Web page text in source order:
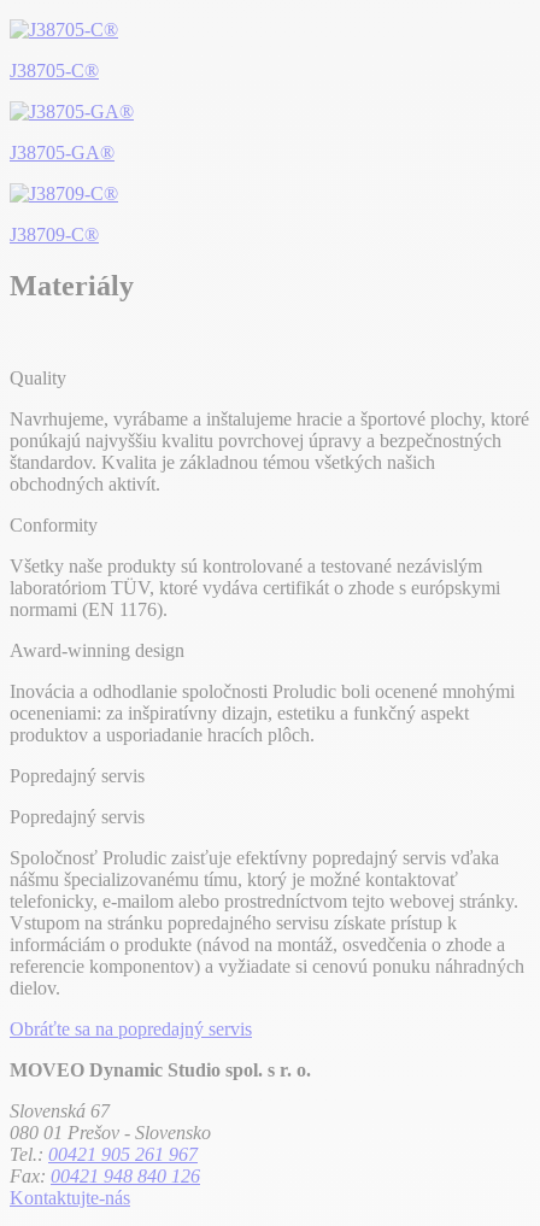
J38705-C®
J38705-GA®
J38709-C®
Materiály
Quality
Navrhujeme, vyrábame a inštalujeme hracie a športové plochy, ktoré
ponúkajú najvyššiu kvalitu povrchovej úpravy a bezpečnostných
štandardov. Kvalita je základnou témou všetkých našich
obchodných aktivít.
Conformity
Všetky naše produkty sú kontrolované a testované nezávislým
laboratóriom TÜV, ktoré vydáva certifikát o zhode s európskymi
normami (EN 1176).
Award-winning design
Inovácia a odhodlanie spoločnosti Proludic boli ocenené mnohými
oceneniami: za inšpiratívny dizajn, estetiku a funkčný aspekt
produktov a usporiadanie hracích plôch.
Popredajný servis
Popredajný servis
Spoločnosť Proludic zaisťuje efektívny popredajný servis vďaka
nášmu špecializovanému tímu, ktorý je možné kontaktovať
telefonicky, e-mailom alebo prostredníctvom tejto webovej stránky.
Vstupom na stránku popredajného servisu získate prístup k
informáciám o produkte (návod na montáž, osvedčenia o zhode a
referencie komponentov) a vyžiadate si cenovú ponuku náhradných
dielov.
Obráťte sa na popredajný servis
MOVEO Dynamic Studio spol. s r. o.
Slovenská 67
080 01 Prešov - Slovensko
Tel.: 00421 905 261 967
Fax: 00421 948 840 126
Kontaktujte-nás